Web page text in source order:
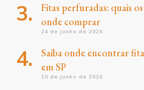
Fitas perfuradas: quais
onde comprar
24 de junho de 2026
Saiba onde encontrar
em SP
10 de junho de 2026